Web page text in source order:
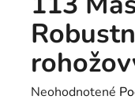
Priemerné
Neohodnotené